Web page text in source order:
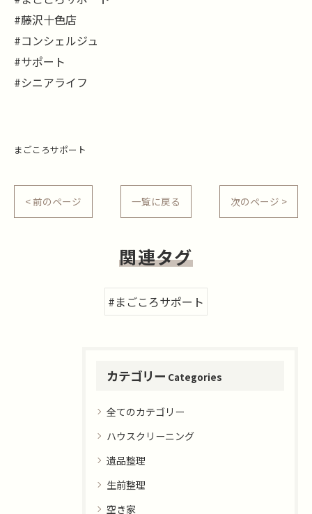
#藤沢十色店
#コンシェルジュ
#サポート
#シニアライフ
まごころサポート
< 前のページ 一覧に戻る 次のページ >
関連タグ
#まごころサポート
カテゴリー Categories
全てのカテゴリー
ハウスクリーニング
遺品整理
生前整理
空き家